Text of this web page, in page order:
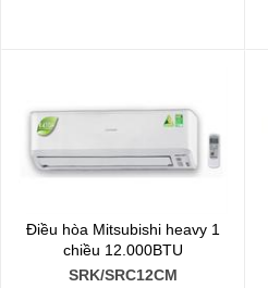
Điều hòa Mitsubishi heavy 1
chiều 12.000BTU
SRK/SRC12CM